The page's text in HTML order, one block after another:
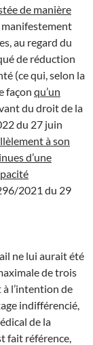
de manière
manifestement
au regard du
de réduction
(ce qui, selon la
façon qu’un
du droit de la
du 27 juin
à son
d’une
2021 du 29
ne lui aurait été
de trois
l’intention de
indifférencié,
de la
fait référence,